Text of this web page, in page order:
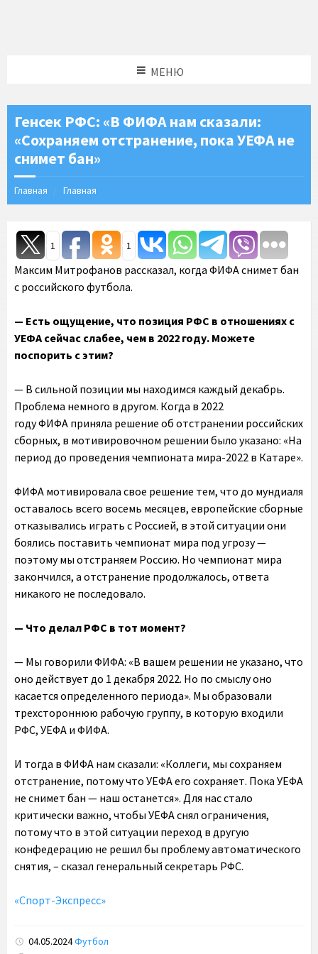
МЕНЮ
Генсек РФС: «В ФИФА нам сказали:
«Сохраняем отстранение, пока УЕФА не
снимет бан»
Главная Главная
1 1
Максим Митрофанов рассказал, когда ФИФА снимет бан
с российского футбола.
— Есть ощущение, что позиция РФС в отношениях с
УЕФА сейчас слабее, чем в 2022 году. Можете
поспорить с этим?
— В сильной позиции мы находимся каждый декабрь.
Проблема немного в другом. Когда в 2022
году ФИФА приняла решение об отстранении российских
сборных, в мотивировочном решении было указано: «На
период до проведения чемпионата мира-2022 в Катаре».
ФИФА мотивировала свое решение тем, что до мундиаля
оставалось всего восемь месяцев, европейские сборные
отказывались играть с Россией, в этой ситуации они
боялись поставить чемпионат мира под угрозу —
поэтому мы отстраняем Россию. Но чемпионат мира
закончился, а отстранение продолжалось, ответа
никакого не последовало.
— Что делал РФС в тот момент?
— Мы говорили ФИФА: «В вашем решении не указано, что
оно действует до 1 декабря 2022. Но по смыслу оно
касается определенного периода». Мы образовали
трехстороннюю рабочую группу, в которую входили
РФС, УЕФА и ФИФА.
И тогда в ФИФА нам сказали: «Коллеги, мы сохраняем
отстранение, потому что УЕФА его сохраняет. Пока УЕФА
не снимет бан — наш останется». Для нас стало
критически важно, чтобы УЕФА снял ограничения,
потому что в этой ситуации переход в другую
конфедерацию не решил бы проблему автоматического
снятия, – сказал генеральный секретарь РФС.
«Спорт-Экспресс»
04.05.2024Футбол